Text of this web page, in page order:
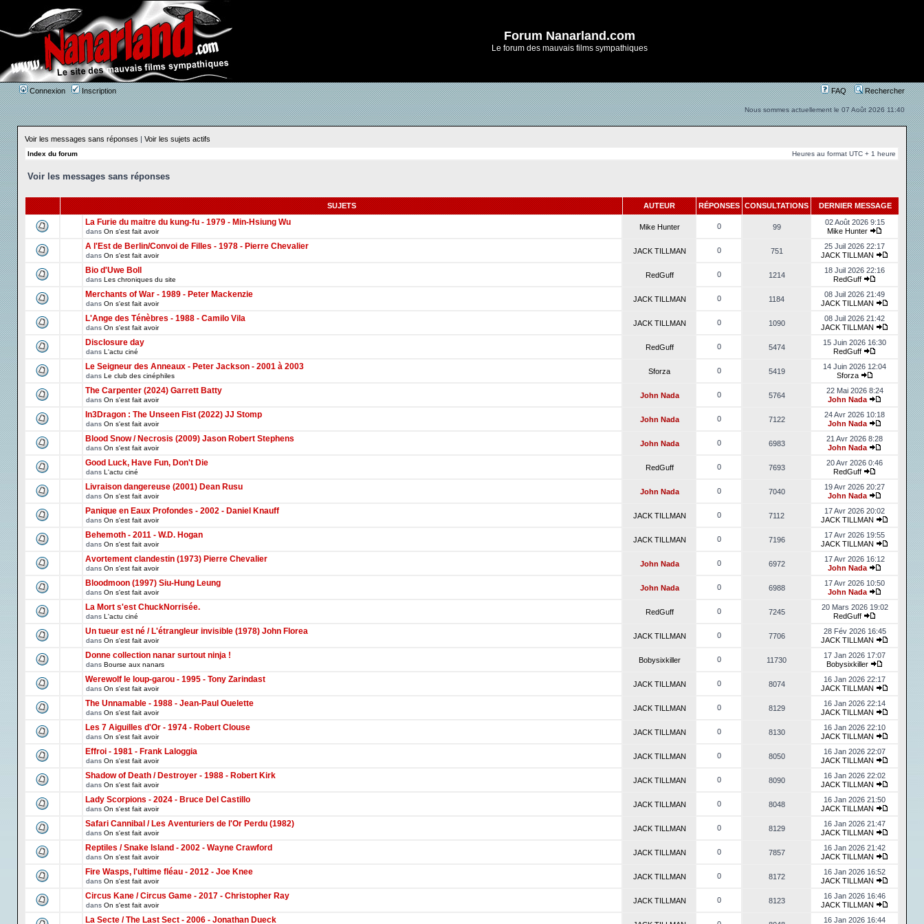
Forum Nanarland.com
Le forum des mauvais films sympathiques
Connexion Inscription FAQ Rechercher
Nous sommes actuellement le 07 Août 2026 11:40
Voir les messages sans réponses | Voir les sujets actifs
Index du forum Heures au format UTC + 1 heure
Voir les messages sans réponses
SUJETS AUTEUR RÉPONSESCONSULTATIONS DERNIER MESSAGE
La Furie du maitre du kung-fu - 1979 - Min-Hsiung Wu
dans On s'est fait avoir
Mike Hunter 0 99
02 Août 2026 9:15
Mike Hunter
A l'Est de Berlin/Convoi de Filles - 1978 - Pierre Chevalier
dans On s'est fait avoir
JACK TILLMAN 0 751
25 Juil 2026 22:17
JACK TILLMAN
Bio d'Uwe Boll
dans Les chroniques du site
RedGuff 0 1214
18 Juil 2026 22:16
RedGuff
Merchants of War - 1989 - Peter Mackenzie
dans On s'est fait avoir
JACK TILLMAN 0 1184
08 Juil 2026 21:49
JACK TILLMAN
L'Ange des Ténèbres - 1988 - Camilo Vila
dans On s'est fait avoir
JACK TILLMAN 0 1090
08 Juil 2026 21:42
JACK TILLMAN
Disclosure day
dans L'actu ciné
RedGuff 0 5474
15 Juin 2026 16:30
RedGuff
Le Seigneur des Anneaux - Peter Jackson - 2001 à 2003
dans Le club des cinéphiles
Sforza 0 5419
14 Juin 2026 12:04
Sforza
The Carpenter (2024) Garrett Batty
dans On s'est fait avoir
John Nada 0 5764
22 Mai 2026 8:24
John Nada
In3Dragon : The Unseen Fist (2022) JJ Stomp
dans On s'est fait avoir
John Nada 0 7122
24 Avr 2026 10:18
John Nada
Blood Snow / Necrosis (2009) Jason Robert Stephens
dans On s'est fait avoir
John Nada 0 6983
21 Avr 2026 8:28
John Nada
Good Luck, Have Fun, Don't Die
dans L'actu ciné
RedGuff 0 7693
20 Avr 2026 0:46
RedGuff
Livraison dangereuse (2001) Dean Rusu
dans On s'est fait avoir
John Nada 0 7040
19 Avr 2026 20:27
John Nada
Panique en Eaux Profondes - 2002 - Daniel Knauff
dans On s'est fait avoir
JACK TILLMAN 0 7112
17 Avr 2026 20:02
JACK TILLMAN
Behemoth - 2011 - W.D. Hogan
dans On s'est fait avoir
JACK TILLMAN 0 7196
17 Avr 2026 19:55
JACK TILLMAN
Avortement clandestin (1973) Pierre Chevalier
dans On s'est fait avoir
John Nada 0 6972
17 Avr 2026 16:12
John Nada
Bloodmoon (1997) Siu-Hung Leung
dans On s'est fait avoir
John Nada 0 6988
17 Avr 2026 10:50
John Nada
La Mort s'est ChuckNorrisée.
dans L'actu ciné
RedGuff 0 7245
20 Mars 2026 19:02
RedGuff
Un tueur est né / L'étrangleur invisible (1978) John Florea
dans On s'est fait avoir
JACK TILLMAN 0 7706
28 Fév 2026 16:45
JACK TILLMAN
Donne collection nanar surtout ninja !
dans Bourse aux nanars
Bobysixkiller 0 11730
17 Jan 2026 17:07
Bobysixkiller
Werewolf le loup-garou - 1995 - Tony Zarindast
dans On s'est fait avoir
JACK TILLMAN 0 8074
16 Jan 2026 22:17
JACK TILLMAN
The Unnamable - 1988 - Jean-Paul Ouelette
dans On s'est fait avoir
JACK TILLMAN 0 8129
16 Jan 2026 22:14
JACK TILLMAN
Les 7 Aiguilles d'Or - 1974 - Robert Clouse
dans On s'est fait avoir
JACK TILLMAN 0 8130
16 Jan 2026 22:10
JACK TILLMAN
Effroi - 1981 - Frank Laloggia
dans On s'est fait avoir
JACK TILLMAN 0 8050
16 Jan 2026 22:07
JACK TILLMAN
Shadow of Death / Destroyer - 1988 - Robert Kirk
dans On s'est fait avoir
JACK TILLMAN 0 8090
16 Jan 2026 22:02
JACK TILLMAN
Lady Scorpions - 2024 - Bruce Del Castillo
dans On s'est fait avoir
JACK TILLMAN 0 8048
16 Jan 2026 21:50
JACK TILLMAN
Safari Cannibal / Les Aventuriers de l'Or Perdu (1982)
dans On s'est fait avoir
JACK TILLMAN 0 8129
16 Jan 2026 21:47
JACK TILLMAN
Reptiles / Snake Island - 2002 - Wayne Crawford
dans On s'est fait avoir
JACK TILLMAN 0 7857
16 Jan 2026 21:42
JACK TILLMAN
Fire Wasps, l'ultime fléau - 2012 - Joe Knee
dans On s'est fait avoir
JACK TILLMAN 0 8172
16 Jan 2026 16:52
JACK TILLMAN
Circus Kane / Circus Game - 2017 - Christopher Ray
dans On s'est fait avoir
JACK TILLMAN 0 8123
16 Jan 2026 16:46
JACK TILLMAN
La Secte / The Last Sect - 2006 - Jonathan Dueck
16 Jan 2026 16:44